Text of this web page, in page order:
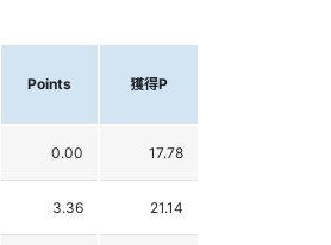
Points 獲得P
0.00 17.78
3.36 21.14